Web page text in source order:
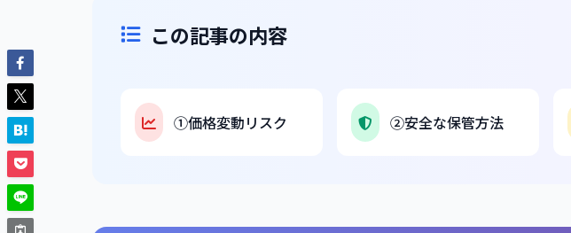
この記事の内容
①価格変動リスク ②安全な保管方法